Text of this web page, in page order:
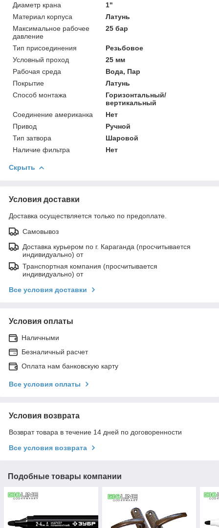
Диаметр крана
1"
Материал корпуса
Латунь
Максимальное рабочее
давление
25 бар
Тип присоединения
Резьбовое
Условный проход
25 мм
Рабочая среда
Вода, Пар
Покрытие
Латунь
Способ монтажа
Горизонтальный/
вертикальный
Соединение американка
Нет
Привод
Ручной
Тип затвора
Шаровой
Наличие фильтра
Нет
Скрыть
Условия доставки
Доставка осуществляется только по предоплате.
Самовывоз
Доставка курьером по г. Караганда (просчитывается
индивидуально) от
Транспортная компания (просчитывается
индивидуально) от
Все условия доставки
Условия оплаты
Наличными
Безналичный расчет
Оплата нам банковскую карту
Все условия оплаты
Условия возврата
Возврат товара в течение 14 дней по договоренности
Все условия возврата
Подобные товары компании